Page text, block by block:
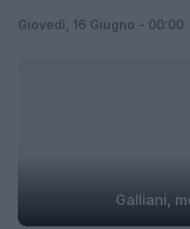
Giovedì, 16 Giugno - 00:00
Galliani,